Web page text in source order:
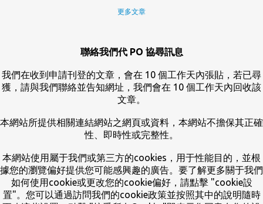
更多文章
聯絡我們代 PO 協尋訊息
我們在收到申請刊登的文章，會在 10 個工作天內張貼，若已尋
獲，請與我們聯絡並告知網址，我們會在 10 個工作天內回收該
文章。
本網站所提供相關連結網站之網頁或資料，本網站不擔保其正確
性、即時性或完整性。
本網站使用屬于我們或第三方的cookies，用于性能目的，並根
據您的瀏覽偏好提供您可能感興趣的廣告。要了解更多關于我們
如何使用cookie或更改您的cookie偏好，請點擊 "cookie設
置"。您可以通過訪問我們的cookie政策並按照其中的說明隨時